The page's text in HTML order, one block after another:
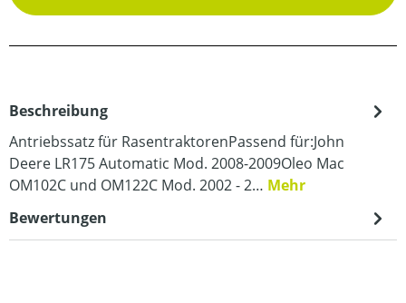
Beschreibung
Antriebssatz für RasentraktorenPassend für:John
Deere LR175 Automatic Mod. 2008-2009Oleo Mac
OM102C und OM122C Mod. 2002 - 2… Mehr
Bewertungen